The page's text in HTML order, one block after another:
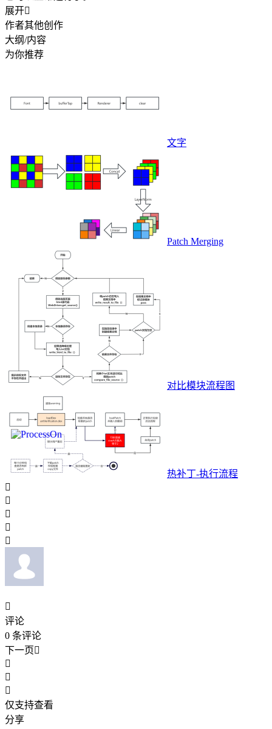
展开
作者其他创作
大纲/内容
为你推荐
文字
Patch Merging
对比模块流程图
热补丁-执行流程






评论
0 条评论
下一页



仅支持查看
分享